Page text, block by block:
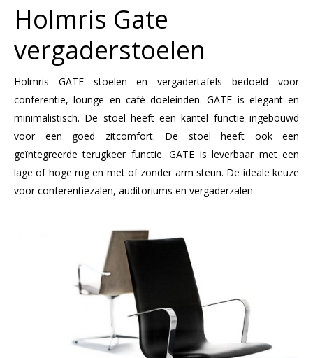
Holmris Gate
vergaderstoelen
Holmris GATE stoelen en vergadertafels bedoeld voor
conferentie, lounge en café doeleinden. GATE is elegant en
minimalistisch. De stoel heeft een kantel functie ingebouwd
voor een goed zitcomfort. De stoel heeft ook een
geïntegreerde terugkeer functie. GATE is leverbaar met een
lage of hoge rug en met of zonder arm steun. De ideale keuze
voor conferentiezalen, auditoriums en vergaderzalen.